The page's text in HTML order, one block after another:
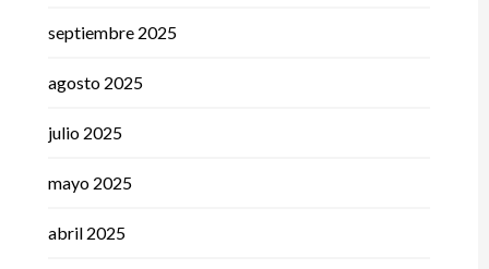
septiembre 2025
agosto 2025
julio 2025
mayo 2025
abril 2025